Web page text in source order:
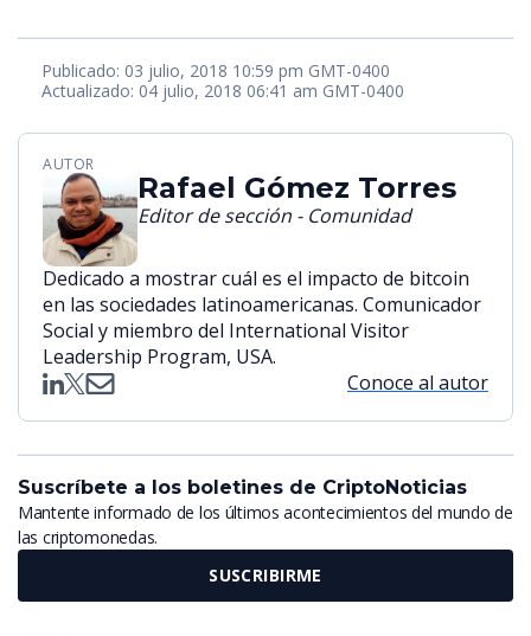
Publicado: 03 julio, 2018 10:59 pm GMT-0400
Actualizado: 04 julio, 2018 06:41 am GMT-0400
AUTOR
Rafael Gómez Torres
Editor de sección - Comunidad
Dedicado a mostrar cuál es el impacto de bitcoin
en las sociedades latinoamericanas. Comunicador
Social y miembro del International Visitor
Leadership Program, USA.
Conoce al autor
Suscríbete a los boletines de CriptoNoticias
Mantente informado de los últimos acontecimientos del mundo de
las criptomonedas.
SUSCRIBIRME